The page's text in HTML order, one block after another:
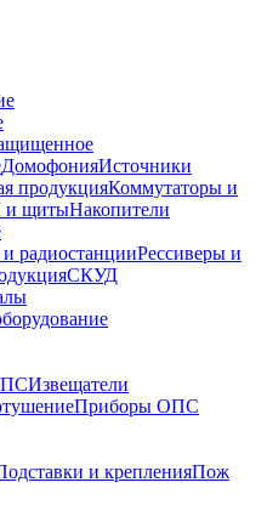
ДомофонияИсточники
продукцияКоммутаторы и
и щитыНакопители
радиостанцииРессиверы и
СКУД
Извещатели
Приборы ОПС
и крепленияПож